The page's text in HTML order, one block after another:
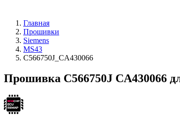
Главная
Прошивки
Siemens
MS43
C566750J_CA430066
Прошивка C566750J CA430066